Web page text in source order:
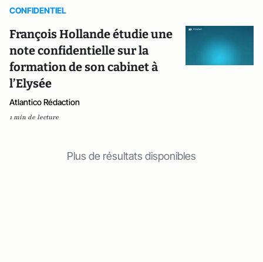
CONFIDENTIEL
François Hollande étudie une
note confidentielle sur la
formation de son cabinet à
l’Elysée
Atlantico Rédaction
1 min de lecture
Plus de résultats disponibles